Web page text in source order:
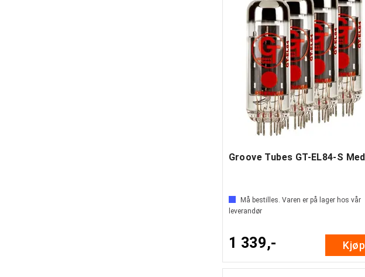
Må bestilles. Varen er på lager hos vår
leverandør
1 339,- Kjøp